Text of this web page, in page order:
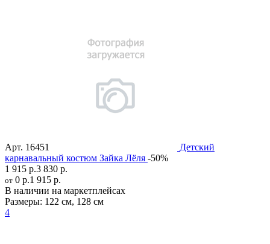
Арт. 16451
Детский
карнавальный костюм Зайка Лёля -50%
1 915 р.3 830 р.
от 0 р.1 915 р.
В наличии на маркетплейсах
Размеры: 122 см, 128 см
4